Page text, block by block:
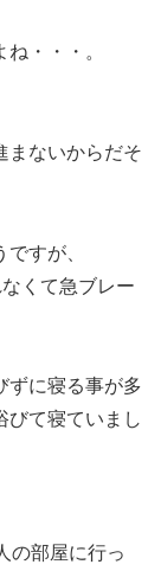
・・・。
まないからだそ
すが、
くて急ブレー
ずに寝る事が多
びて寝ていまし
の部屋に行っ